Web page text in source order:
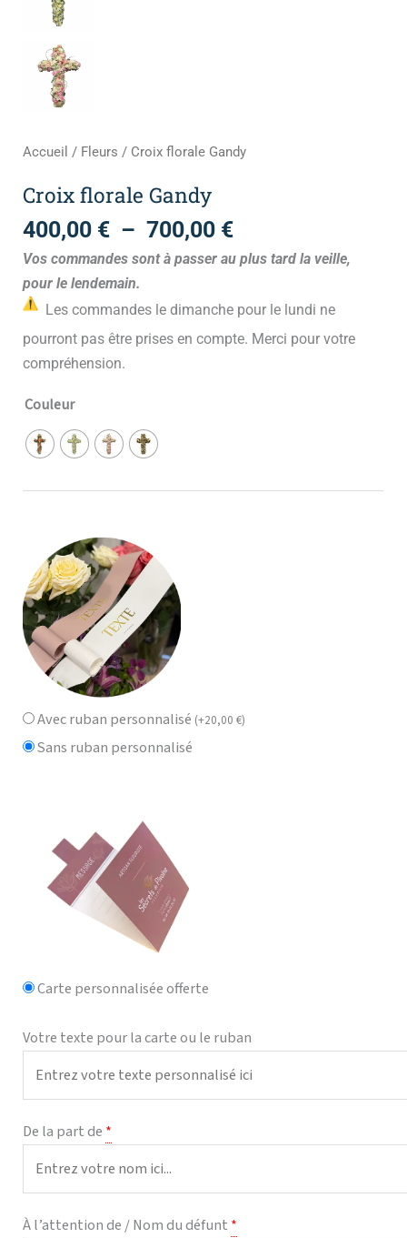
Accueil / Fleurs / Croix florale Gandy
Croix florale Gandy
400,00 € – 700,00 €
Vos commandes sont à passer au plus tard la veille,
pour le lendemain.
Les commandes le dimanche pour le lundi ne
pourront pas être prises en compte. Merci pour votre
compréhension.
Couleur
Avec ruban personnalisé (+20,00€)
Sans ruban personnalisé
Carte personnalisée offerte
Votre texte pour la carte ou le ruban
De la part de *
À l’attention de / Nom du défunt *